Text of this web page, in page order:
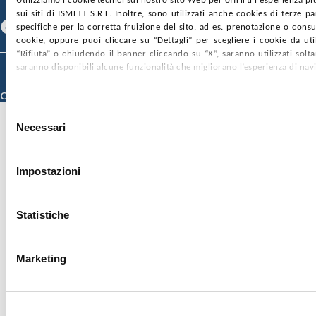
sui siti di ISMETT S.R.L. Inoltre, sono utilizzati anche cookies di terze
specifiche per la corretta fruizione del sito, ad es. prenotazione o
cookie, oppure puoi cliccare su “Dettagli” per scegliere i cookie da
“Rifiuta” o chiudendo il banner cliccando su “X”, saranno utilizzati
saranno disponibili alcune funzionalità che migliorano l’esperienza di
delNecessari
Impostazioni
Statistiche
Marketing
SEGUICI SU
Facebook Linkedin Youtube
© 2026 ISMETT (Istituto Mediterraneo per i Trapianti e Terapie ad Alta
Credits